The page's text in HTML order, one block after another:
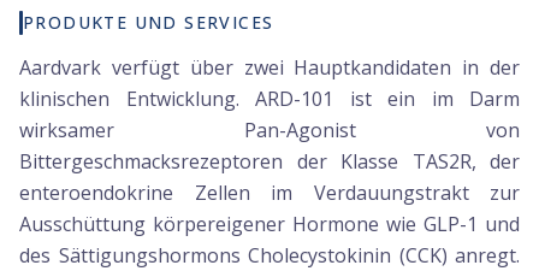
PRODUKTE UND SERVICES
Aardvark verfügt über zwei Hauptkandidaten in der
klinischen Entwicklung. ARD-101 ist ein im Darm
wirksamer Pan-Agonist von
Bittergeschmacksrezeptoren der Klasse TAS2R, der
enteroendokrine Zellen im Verdauungstrakt zur
Ausschüttung körpereigener Hormone wie GLP-1 und
des Sättigungshormons Cholecystokinin (CCK) anregt.